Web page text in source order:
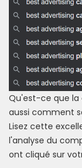
Qu'est-ce que la
aussi comment
Lisez cette
l'analyse du
ont cliqué sur